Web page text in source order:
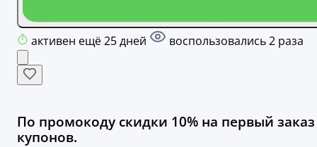
активен ещё 25 дней воспользовались 2 раза
По промокоду скидки 10% на первый заказ
купонов.